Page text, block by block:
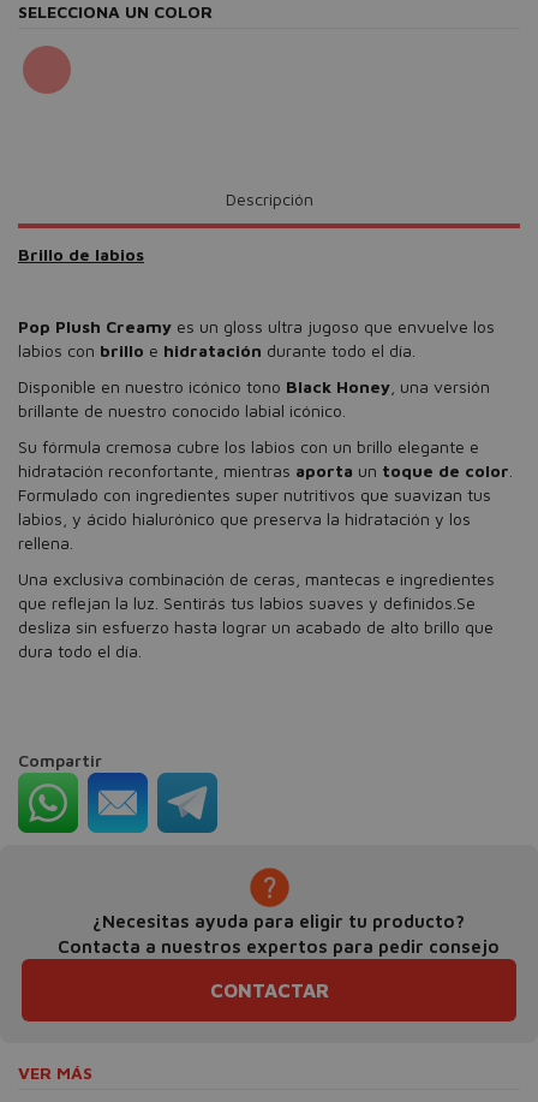
SELECCIONA UN COLOR
Descripción
Brillo de labios
Pop Plush Creamy es un gloss ultra jugoso que envuelve los
labios con brillo e hidratación durante todo el día.
Disponible en nuestro icónico tono Black Honey , una versión
brillante de nuestro conocido labial icónico.
Su fórmula cremosa cubre los labios con un brillo elegante e
hidratación reconfortante, mientras aporta un toque de color
Formulado con ingredientes super nutritivos que suavizan tus
labios, y ácido hialurónico que preserva la hidratación y los
rellena.
Una exclusiva combinación de ceras, mantecas e ingredientes
que reflejan la luz. Sentirás tus labios suaves y definidos.Se
desliza sin esfuerzo hasta lograr un acabado de alto brillo que
dura todo el día.
Compartir
¿Necesitas ayuda para eligir tu producto?
Contacta a nuestros expertos para pedir consejo
CONTACTAR
VER MÁS